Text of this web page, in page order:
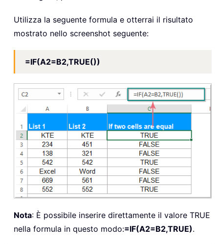
Utilizza la seguente formula e otterrai il risultato
mostrato nello screenshot seguente:
=IF(A2=B2,TRUE())
Nota: È possibile inserire direttamente il valore TRUE
nella formula in questo modo:=IF(A2=B2,TRUE).